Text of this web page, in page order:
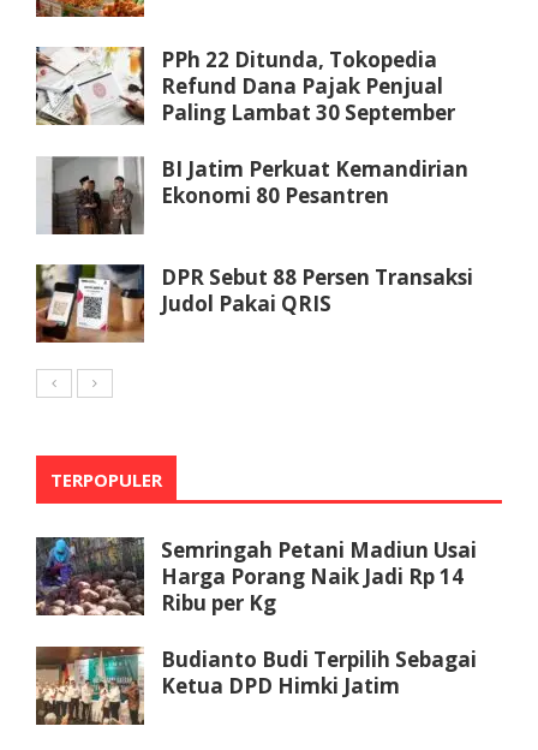
PPh 22 Ditunda, Tokopedia
Refund Dana Pajak Penjual
Paling Lambat 30 September
BI Jatim Perkuat Kemandirian
Ekonomi 80 Pesantren
DPR Sebut 88 Persen Transaksi
Judol Pakai QRIS
TERPOPULER
Semringah Petani Madiun Usai
Harga Porang Naik Jadi Rp 14
Ribu per Kg
Budianto Budi Terpilih Sebagai
Ketua DPD Himki Jatim